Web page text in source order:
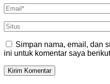
Simpan nama, email, dan
ini untuk komentar saya